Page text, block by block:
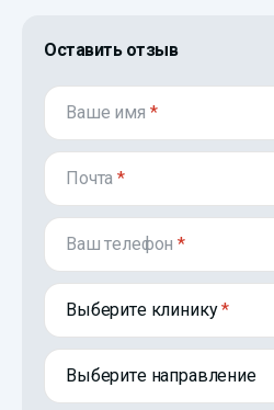
Оставить отзыв
Ваше имя *
Почта*
Ваш телефон*
Выберите клинику
Выберите направление